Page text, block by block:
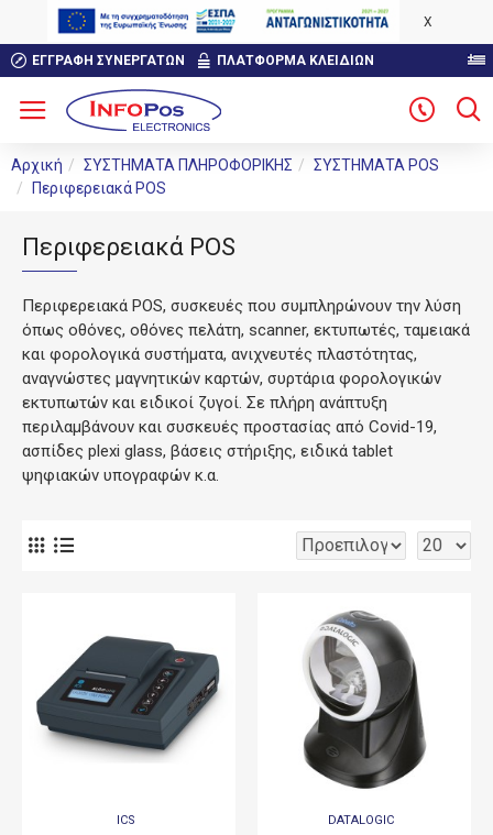
X
ΕΓΓΡΑΦΉ ΣΥΝΕΡΓΑΤΏΝ ΠΛΑΤΦΟΡΜΑ ΚΛΕΙΔΙΩΝ
Αρχική ΣΥΣΤΗΜΑΤΑ ΠΛΗΡΟΦΟΡΙΚΗΣ
ΣΥΣΤΗΜΑΤΑ POS
Περιφερειακά POS
Περιφερειακά POS
Περιφερειακά POS, συσκευές που συμπληρώνουν την λύση
όπως οθόνες, οθόνες πελάτη, scanner, εκτυπωτές, ταμειακά
και φορολογικά συστήματα, ανιχνευτές πλαστότητας,
αναγνώστες μαγνητικών καρτών, συρτάρια φορολογικών
εκτυπωτών και ειδικοί ζυγοί. Σε πλήρη ανάπτυξη
περιλαμβάνουν και συσκευές προστασίας από Covid-19,
ασπίδες plexi glass, βάσεις στήριξης, ειδικά tablet
ψηφιακών υπογραφών κ.α.
ICS DATALOGIC